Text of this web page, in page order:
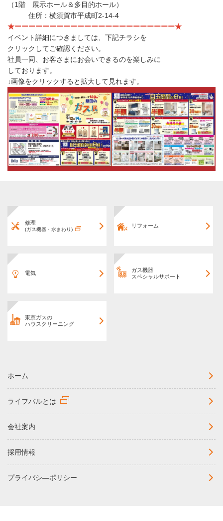
（1階 展示ホール＆多目的ホール）
住所：横須賀市平成町2-14-4
★ーーーーーーーーーーーーーーーーーーーーーーー★
イベント詳細につきましては、下記チラシを
クリックしてご確認ください。
社員一同、お客さまにお会いできるのを楽しみに
しております。
↓画像をクリックすると拡大して見れます。
修理
(ガス機器・水まわり)
リフォーム
電気
ガス機器
スペシャルサポート
東京ガスの
ハウスクリーニング
ホーム
ライフバルとは
会社案内
採用情報
プライバシ―ポリシー